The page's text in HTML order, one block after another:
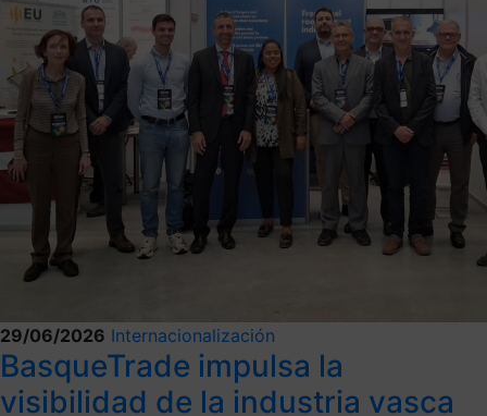
29/06/2026 Internacionalización
BasqueTrade impulsa la
visibilidad de la industria vasca